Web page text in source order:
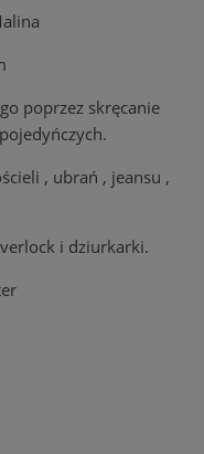
poprzez skręcanie
, ubrań , jeansu ,
i dziurkarki.